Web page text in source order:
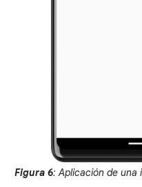
Figura 6: Aplicación de una